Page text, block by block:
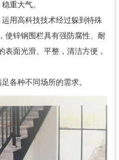
重大气。
用高科技技术经过躲到特殊
使锌钢围栏具有强防腐性、耐
表面光滑、平整，清洁方便，
各种不同场所的需求。